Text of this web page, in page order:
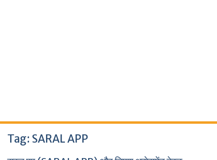
Tag: SARAL APP